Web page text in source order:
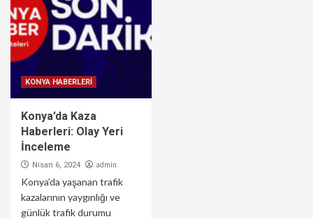
KONYA HABERLERİ
Konya’da Kaza
Haberleri: Olay Yeri
İnceleme
Nisan 6, 2024 admin
Konya’da yaşanan trafik
kazalarının yaygınlığı ve
günlük trafik durumu